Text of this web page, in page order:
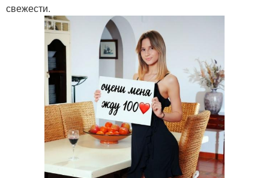
свежести.